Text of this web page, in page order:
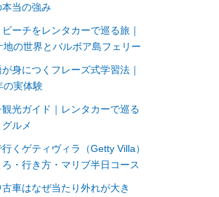
当の強み
ーチをレンタカーで巡る旅｜
の世界とバルボア島フェリー
身につくフレーズ式学習法｜
の実体験
光ガイド｜レンタカーで巡る
ルメ
くゲティヴィラ（Getty Villa）
・行き方・マリブ半日コース
車はなぜ当たり外れが大き